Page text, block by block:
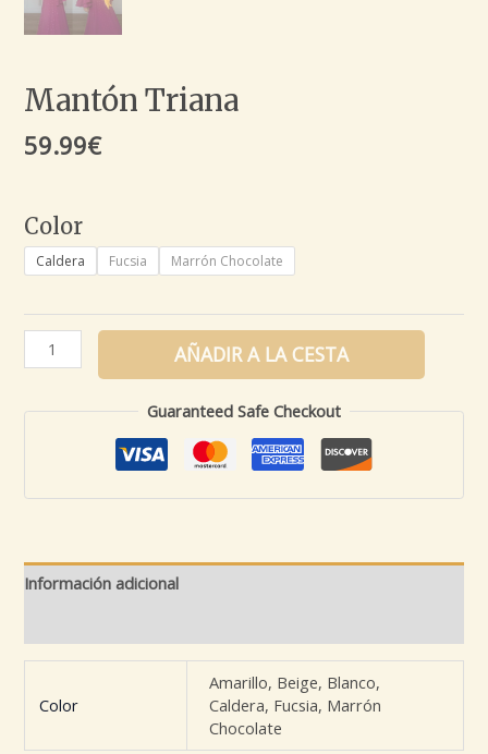
Mantón Triana
59.99€
Color
Caldera Fucsia Marrón Chocolate
AÑADIR A LA CESTA
Guaranteed Safe Checkout
Información adicional
Color
Amarillo, Beige, Blanco,
Caldera, Fucsia, Marrón
Chocolate